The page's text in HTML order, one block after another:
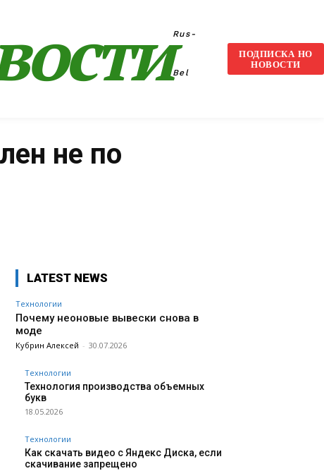
Rus-
Bel
ПОДПИСКА НО
НОВОСТИ
не по
LATEST NEWS
Технологии
Почему неоновые вывески снова в
моде
Кубрин Алексей - 30.07.2026
Технологии
Технология производства объемных
букв
18.05.2026
Технологии
Как скачать видео с Яндекс Диска, если
скачивание запрещено